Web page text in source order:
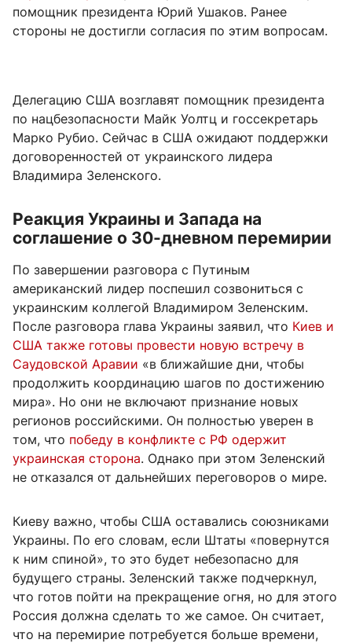
помощник президента Юрий Ушаков. Ранее
стороны не достигли согласия по этим вопросам.
Делегацию США возглавят помощник президента
по нацбезопасности Майк Уолтц и госсекретарь
Марко Рубио. Сейчас в США ожидают поддержки
договоренностей от украинского лидера
Владимира Зеленского.
Реакция Украины и Запада на
соглашение о 30-дневном перемирии
По завершении разговора с Путиным
американский лидер поспешил созвониться с
украинским коллегой Владимиром Зеленским.
После разговора глава Украины заявил, что Киев и
США также готовы провести новую встречу в
Саудовской Аравии «в ближайшие дни, чтобы
продолжить координацию шагов по достижению
мира». Но они не включают признание новых
регионов российскими. Он полностью уверен в
том, что победу в конфликте с РФ одержит
украинская сторона. Однако при этом Зеленский
не отказался от дальнейших переговоров о мире.
Киеву важно, чтобы США оставались союзниками
Украины. По его словам, если Штаты «повернутся
к ним спиной», то это будет небезопасно для
будущего страны. Зеленский также подчеркнул,
что готов пойти на прекращение огня, но для этого
Россия должна сделать то же самое. Он считает,
что на перемирие потребуется больше времени,